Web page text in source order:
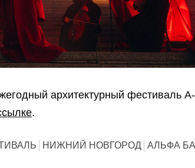
архитектурный фестиваль
.
НИЖНИЙ НОВГОРОД АЛЬФА